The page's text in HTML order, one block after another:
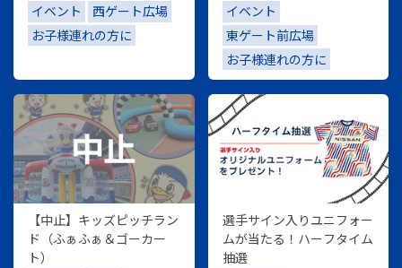
イベント
西ゲート広場
お子様連れの方に
イベント
東ゲート前広場
お子様連れの方に
【中止】キッズピッチラン
ド（ふぁふぁ＆ゴーカー
ト）
選手サイン入りユニフォー
ムが当たる！ハーフタイム
抽選